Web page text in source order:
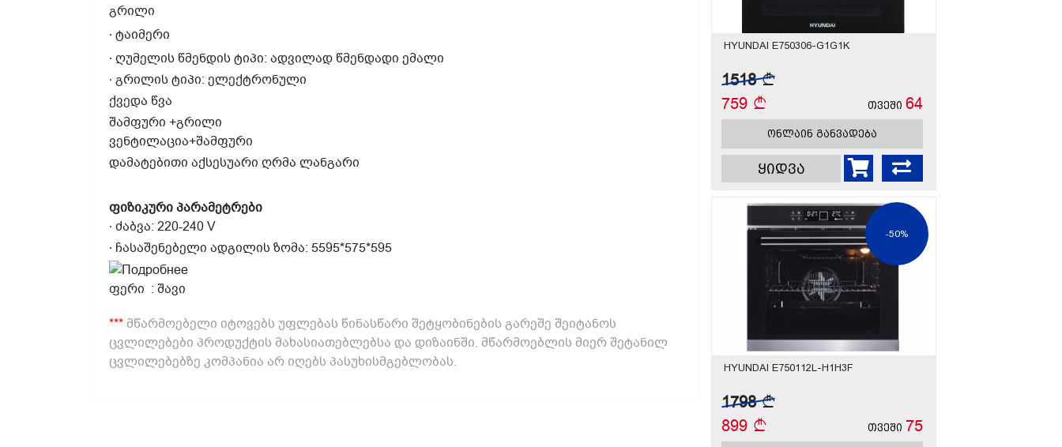
გრილი
∙ ტაიმერი
∙ ღუმელის წმენდისტიპი: ადვილად წმენდადი ემალი
∙ გრილისტიპი: ელექტრონული
ქვედა წვა
შამფური +გრილი
ვენტილაცია+შამფური
დამატებითი აქსესუარი ღრმა ლანგარი
ფიზიკურიპარამეტრები
∙ ძაბვა: 220-240V
∙ ჩასაშენებელი ადგილისზომა: 5595*575*595
ფერი : შავი
*** მწარმოებელი იტოვებს უფლებას წინასწარი შეტყობინების გარეშე შეიტანოს
ცვლილებები პროდუქტის მახასიათებლებსა და დიზაინში. მწარმოებლის მიერ შეტანილ
ცვლილებებზე კომპანია არ იღებს პასუხისმგებლობას.
HYUNDAI E750306-G1G1K
1518
759
თვეში 64
ონლაინ განვადება
ყიდვა
-50%
HYUNDAI E750112L-H1H3F
1798
899
თვეში 75